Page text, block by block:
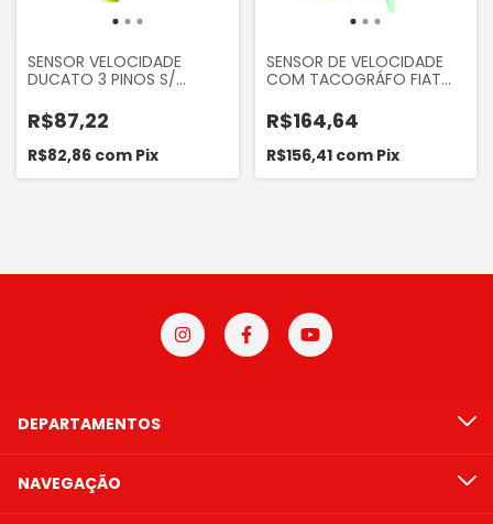
SENSOR VELOCIDADE
DUCATO 3 PINOS S/
2.5 2.8 2002 A 2012
R$87,22
R$82,86 com Pix
SENSOR DE VELOCIDADE
COM TACOGRÁFO FIAT
R$164,64
R$156,41 com Pix
DEPARTAMENTOS
NAVEGAÇÃO